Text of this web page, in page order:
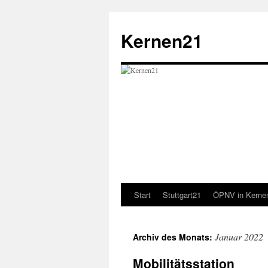
springen
Kernen21
Start Stuttgart21 ÖPNV in
Archiv des Monats: Januar 2022
Mobilitätsstation